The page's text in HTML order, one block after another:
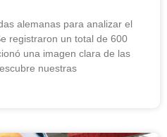
alemanas para analizar el
registraron un total de 600
una imagen clara de las
nuestras